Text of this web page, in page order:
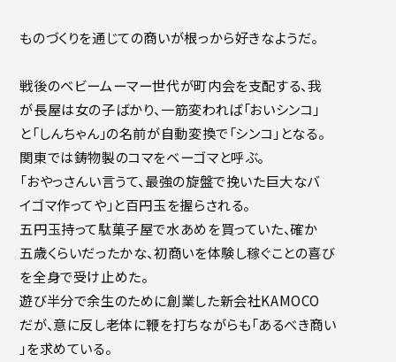
ものづくりを通じての商いが根っから好きなようだ。
戦後のベビームーマー世代が町内会を支配する、我
が長屋は女の子ばかり、一筋変われば「おいシンコ」
と「しんちゃん」の名前が自動変換で「シンコ」となる。
関東では鋳物製のコマをベーゴマと呼ぶ。
「おやっさんい言うて、最強の旋盤で挽いた巨大なバ
イゴマ作ってや」と百円玉を握らされる。
五円玉持って駄菓子屋で水あめを買っていた、確か
五歳くらいだったかな、初商いを体験し稼ぐことの喜び
を全身で受け止めた。
遊び半分で余生のために創業した新会社KAMOCO
だが、意に反し老体に鞭を打ちながらも「あるべき商い
」を求めている。